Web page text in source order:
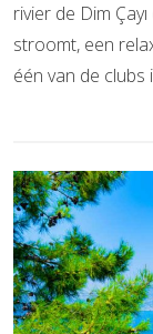
rivier de Dim
stroomt, een
één van de clubs